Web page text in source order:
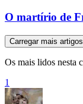
O martírio de
Carregar mais artigos
Os mais lidos nesta
1